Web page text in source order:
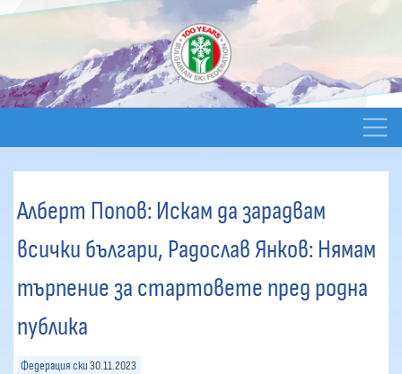
Алберт Попов: Искам да зарадвам
всички българи, Радослав Янков: Нямам
търпение за стартовете пред родна
публика
Федерация ски 30.11.2023